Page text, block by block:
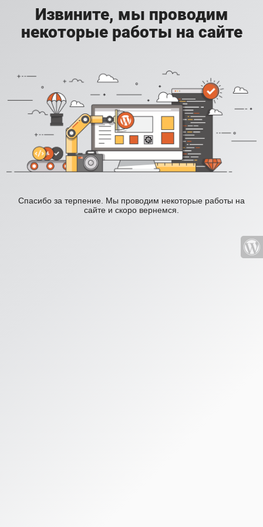
Извините, мы проводим
некоторые работы на сайте
Спасибо за терпение. Мы проводим некоторые работы на
сайте и скоро вернемся.